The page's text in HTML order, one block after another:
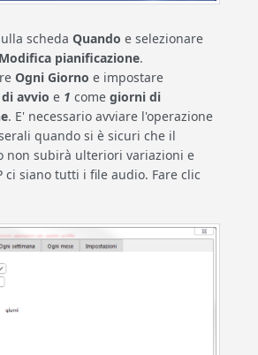
scheda Quando e selezionare
Modifica pianificazione.
Ogni Giorno e impostare
avvio e 1 come giorni di
. E' necessario avviare l'operazione
quando si è sicuri che il
non subirà ulteriori variazioni e
ci siano tutti i file audio. Fare clic